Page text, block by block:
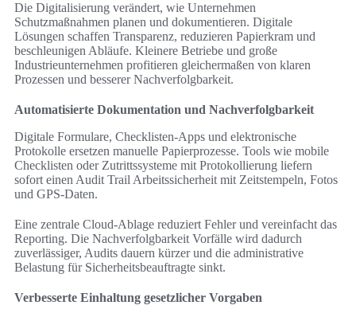
Die Digitalisierung verändert, wie Unternehmen
Schutzmaßnahmen planen und dokumentieren. Digitale
Lösungen schaffen Transparenz, reduzieren Papierkram und
beschleunigen Abläufe. Kleinere Betriebe und große
Industrieunternehmen profitieren gleichermaßen von klaren
Prozessen und besserer Nachverfolgbarkeit.
Automatisierte Dokumentation und Nachverfolgbarkeit
Digitale Formulare, Checklisten-Apps und elektronische
Protokolle ersetzen manuelle Papierprozesse. Tools wie mobile
Checklisten oder Zutrittssysteme mit Protokollierung liefern
sofort einen Audit Trail Arbeitssicherheit mit Zeitstempeln, Fotos
und GPS-Daten.
Eine zentrale Cloud-Ablage reduziert Fehler und vereinfacht das
Reporting. Die Nachverfolgbarkeit Vorfälle wird dadurch
zuverlässiger, Audits dauern kürzer und die administrative
Belastung für Sicherheitsbeauftragte sinkt.
Verbesserte Einhaltung gesetzlicher Vorgaben